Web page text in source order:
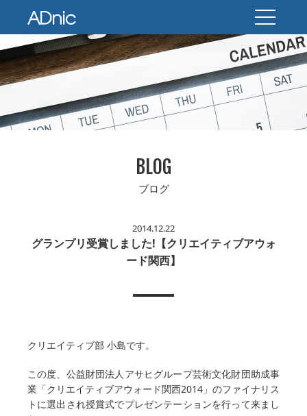
BLOG
ブログ
2014.12.22
グランプリ受賞しました!【クリエイティブアウォ
ード関西】
クリエイティブ部 小島です。
この度、公益財団法人アサヒグループ芸術文化財団助成事
業「クリエイティブアウォード関西2014」のファイナリス
トに選出され授賞式でプレゼンテーションを行って来まし